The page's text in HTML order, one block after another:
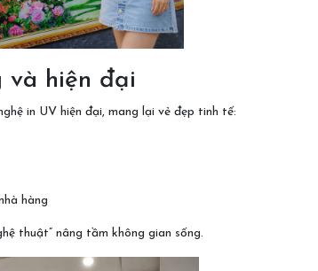
và hiện đại
in UV hiện đại, mang lại vẻ đẹp tinh tế:
hàng
thuật” nâng tầm không gian sống.